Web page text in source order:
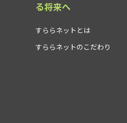
る将来へ
すららネットとは
すららネットのこだわり